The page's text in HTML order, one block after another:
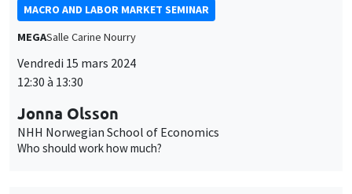
MACRO AND LABOR MARKET SEMINAR
MEGASalle Carine Nourry
Vendredi 15 mars 2024
12:30 à 13:30
Jonna Olsson
NHH Norwegian School of Economics
Who should work how much?